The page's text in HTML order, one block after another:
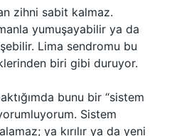
zihni sabit kalmaz.
yumuşayabilir ya da
Lima sendromu bu
biri gibi duruyor.
bunu bir “sistem
Sistem
ya kırılır ya da yeni